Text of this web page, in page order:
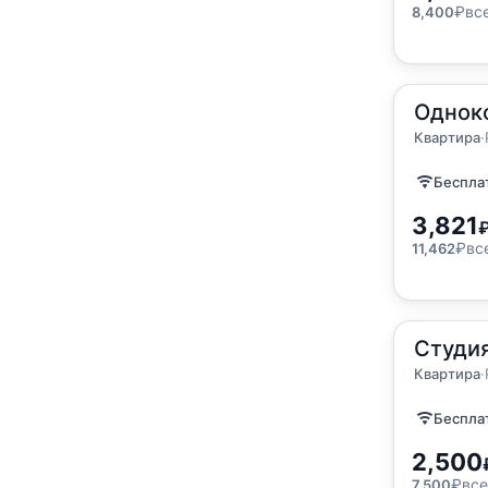
8,400₽
Квартира·
45 м ·4
3,821
11,462₽
Квартира·
25м · 2
2,500
₽